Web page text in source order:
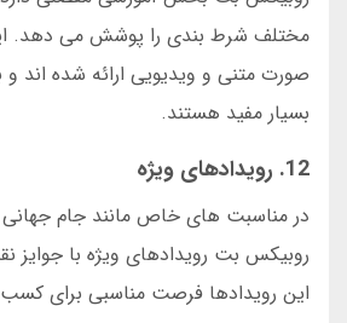
مختلف شرط بندی را پوشش می دهد.
صورت متنی و ویدیویی ارائه شده اند و
بسیار مفید هستند.
12. رویدادهای ویژه
در مناسبت های خاص مانند جام جهانی
روبیکس بت رویدادهای ویژه با جوایز
این رویدادها فرصت مناسبی برای